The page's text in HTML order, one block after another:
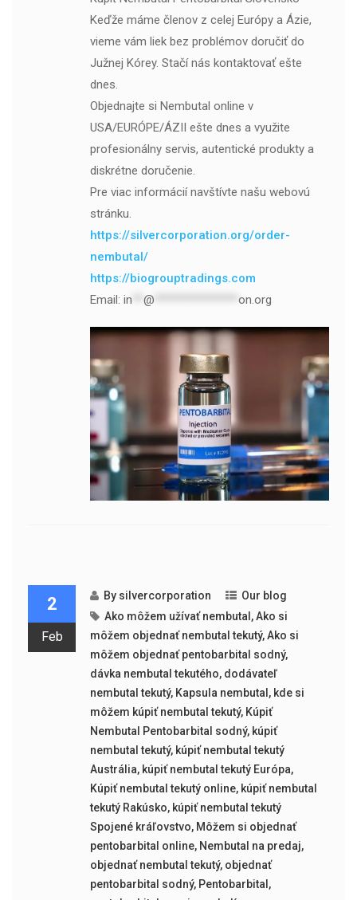
Keďže máme členov z celej Európy a Ázie,
vieme vám liek bez problémov doručiť do
Južnej Kórey. Stačí nás kontaktovať ešte
dnes.
Objednajte si Nembutal online v
USA/EURÓPE/ÁZII ešte dnes a využite
profesionálny servis, autentické produkty a
diskrétne doručenie.
Pre viac informácií navštívte našu webovú
stránku.
https://silvercorporation.org/order-
nembutal/
https://biogrouptradings.com
Email: in @ on.org
2
Feb
By silvercorporation
Our blog
Ako môžem užívať nembutal ,Ako si
môžem objednať nembutal tekutý,Ako si
môžem objednať pentobarbital sodný,
dávka nembutal tekutého, dodávateľ
nembutal tekutý, Kapsula nembutal , kde si
môžem kúpiť nembutal tekutý, Kúpiť
Nembutal Pentobarbital sodný, kúpiť
nembutal tekutý, kúpiť nembutal tekutý
Austrália, kúpiť nembutal tekutý Európa,
Kúpiť nembutal tekutý online, kúpiť nembutal
tekutý Rakúsko, kúpiť nembutal tekutý
Spojené kráľovstvo, Môžem si objednať
pentobarbital online, Nembutal na predaj,
objednať nembutal tekutý, objednať
pentobarbital sodný, Pentobarbital ,